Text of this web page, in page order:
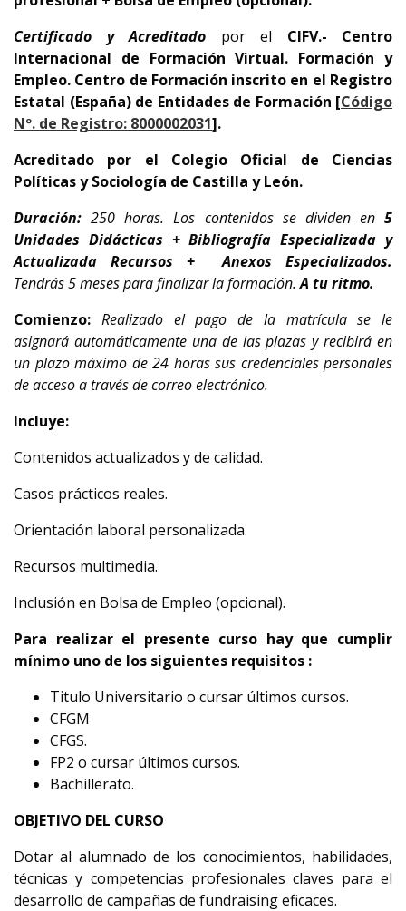
Certificado y Acreditado por el CIFV.- Centro
Internacional de Formación Virtual. Formación y
Empleo. Centro de Formación inscrito en el Registro
Estatal (España) de Entidades de Formación [Código
Nº. de Registro: 8000002031].
Acreditado por el Colegio Oficial de Ciencias
Políticas y Sociología de Castilla y León.
Duración: 250 horas. Los contenidos se dividen en5
Unidades Didácticas + Bibliografía Especializada y
Actualizada Recursos + Anexos Especializados.
Tendrás 5 meses para finalizar la formación.A tu ritmo.
Comienzo: Realizado el pago de la matrícula se le
asignará automáticamente una de las plazas y recibirá en
un plazo máximo de 24 horas sus credenciales personales
de acceso a través de correo electrónico.
Incluye:
Contenidos actualizados y de calidad.
Casos prácticos reales.
Orientación laboral personalizada.
Recursos multimedia.
Inclusión en Bolsa de Empleo (opcional).
Para realizar el presente curso hay que cumplir
mínimo uno de los siguientes requisitos :
Titulo Universitario o cursar últimos cursos.
CFGM
CFGS.
FP2 o cursar últimos cursos.
Bachillerato.
OBJETIVO DEL CURSO
Dotar al alumnado de los conocimientos, habilidades,
técnicas y competencias profesionales claves para el
desarrollo de campañas de fundraising eficaces.